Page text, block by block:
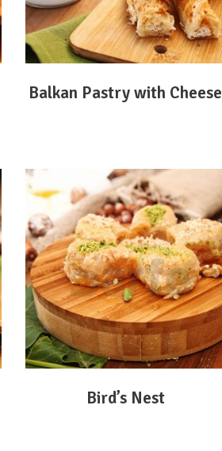
Balkan Pastry with Cheese
DEVAMINI OKU
Bird’s Nest